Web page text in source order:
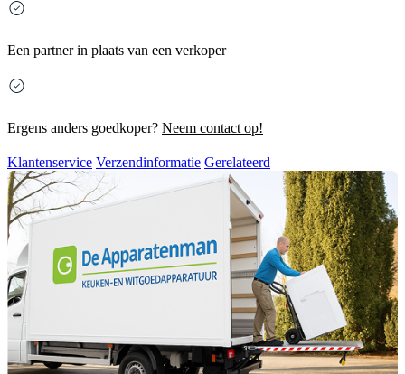
Een partner in plaats van een verkoper
Ergens anders goedkoper? Neem contact op!
Klantenservice Verzendinformatie Gerelateerd